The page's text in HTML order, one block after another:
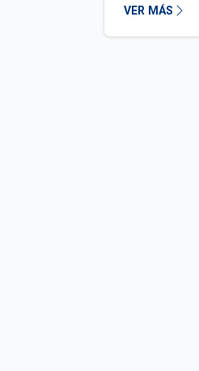
VER MÁS